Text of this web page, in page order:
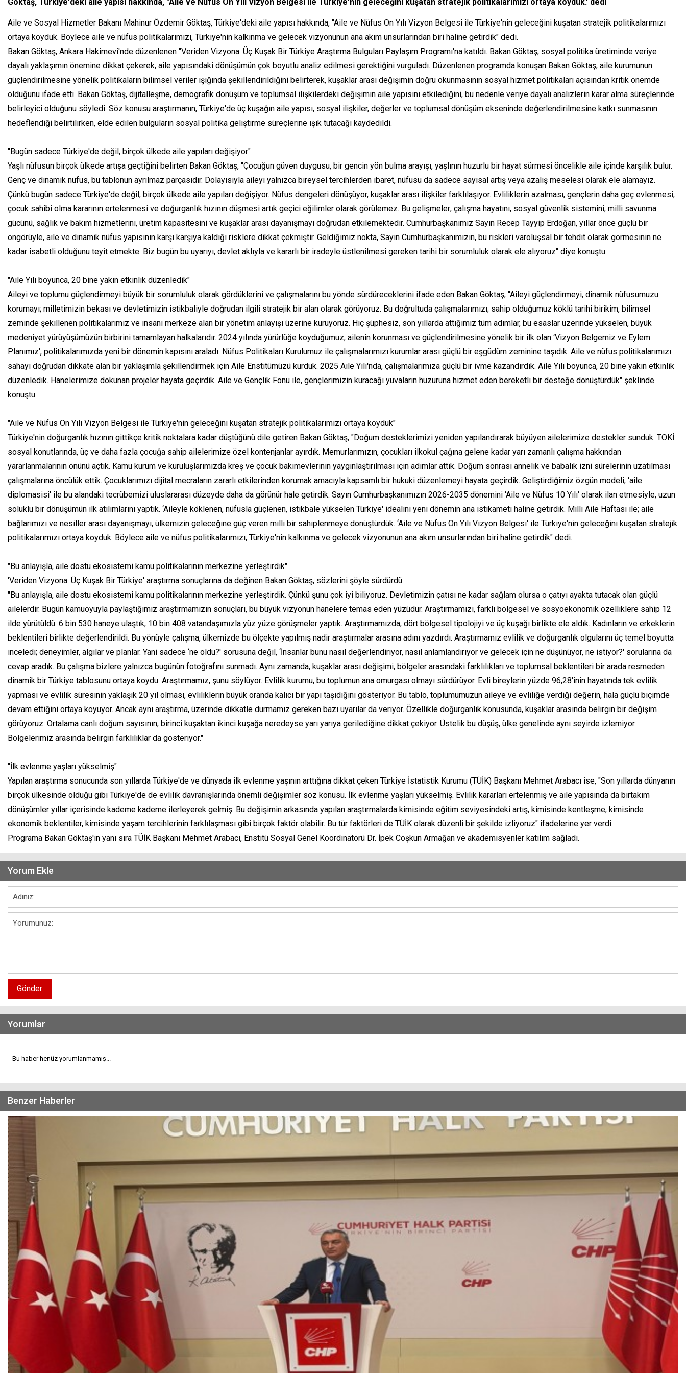
Aile ve Sosyal Hizmetler Bakanı Mahinur Özdemir Göktaş, Türkiye'deki aile yapısı hakkında, "Aile ve Nüfus On Yılı Vizyon Belgesi ile Türkiye'nin geleceğini kuşatan stratejik politikalarımızı
ortaya koyduk. Böylece aile ve nüfus politikalarımızı, Türkiye'nin kalkınma ve gelecek vizyonunun ana akım unsurlarından biri haline getirdik" dedi.
Bakan Göktaş, Ankara Hakimevi'nde düzenlenen "Veriden Vizyona: Üç Kuşak Bir Türkiye Araştırma Bulguları Paylaşım Programı'na katıldı. Bakan Göktaş, sosyal politika üretiminde veriye
dayalı yaklaşımın önemine dikkat çekerek, aile yapısındaki dönüşümün çok boyutlu analiz edilmesi gerektiğini vurguladı. Düzenlenen programda konuşan Bakan Göktaş, aile kurumunun
güçlendirilmesine yönelik politikaların bilimsel veriler ışığında şekillendirildiğini belirterek, kuşaklar arası değişimin doğru okunmasının sosyal hizmet politikaları açısından kritik önemde
olduğunu ifade etti. Bakan Göktaş, dijitalleşme, demografik dönüşüm ve toplumsal ilişkilerdeki değişimin aile yapısını etkilediğini, bu nedenle veriye dayalı analizlerin karar alma süreçlerinde
belirleyici olduğunu söyledi. Söz konusu araştırmanın, Türkiye'de üç kuşağın aile yapısı, sosyal ilişkiler, değerler ve toplumsal dönüşüm ekseninde değerlendirilmesine katkı sunmasının
hedeflendiği belirtilirken, elde edilen bulguların sosyal politika geliştirme süreçlerine ışık tutacağı kaydedildi.
"Bugün sadece Türkiye'de değil, birçok ülkede aile yapıları değişiyor"
Yaşlı nüfusun birçok ülkede artışa geçtiğini belirten Bakan Göktaş, "Çocuğun güven duygusu, bir gencin yön bulma arayışı, yaşlının huzurlu bir hayat sürmesi öncelikle aile içinde karşılık bulur.
Genç ve dinamik nüfus, bu tablonun ayrılmaz parçasıdır. Dolayısıyla aileyi yalnızca bireysel tercihlerden ibaret, nüfusu da sadece sayısal artış veya azalış meselesi olarak ele alamayız.
Çünkü bugün sadece Türkiye'de değil, birçok ülkede aile yapıları değişiyor. Nüfus dengeleri dönüşüyor, kuşaklar arası ilişkiler farklılaşıyor. Evliliklerin azalması, gençlerin daha geç evlenmesi,
çocuk sahibi olma kararının ertelenmesi ve doğurganlık hızının düşmesi artık geçici eğilimler olarak görülemez. Bu gelişmeler; çalışma hayatını, sosyal güvenlik sistemini, milli savunma
gücünü, sağlık ve bakım hizmetlerini, üretim kapasitesini ve kuşaklar arası dayanışmayı doğrudan etkilemektedir. Cumhurbaşkanımız Sayın Recep Tayyip Erdoğan, yıllar önce güçlü bir
öngörüyle, aile ve dinamik nüfus yapısının karşı karşıya kaldığı risklere dikkat çekmiştir. Geldiğimiz nokta, Sayın Cumhurbaşkanımızın, bu riskleri varoluşsal bir tehdit olarak görmesinin ne
kadar isabetli olduğunu teyit etmekte. Biz bugün bu uyarıyı, devlet aklıyla ve kararlı bir iradeyle üstlenilmesi gereken tarihi bir sorumluluk olarak ele alıyoruz" diye konuştu.
"Aile Yılı boyunca, 20 bine yakın etkinlik düzenledik"
Aileyi ve toplumu güçlendirmeyi büyük bir sorumluluk olarak gördüklerini ve çalışmalarını bu yönde sürdüreceklerini ifade eden Bakan Göktaş, "Aileyi güçlendirmeyi, dinamik nüfusumuzu
korumayı; milletimizin bekası ve devletimizin istikbaliyle doğrudan ilgili stratejik bir alan olarak görüyoruz. Bu doğrultuda çalışmalarımızı; sahip olduğumuz köklü tarihi birikim, bilimsel
zeminde şekillenen politikalarımız ve insanı merkeze alan bir yönetim anlayışı üzerine kuruyoruz. Hiç şüphesiz, son yıllarda attığımız tüm adımlar, bu esaslar üzerinde yükselen, büyük
medeniyet yürüyüşümüzün birbirini tamamlayan halkalarıdır. 2024 yılında yürürlüğe koyduğumuz, ailenin korunması ve güçlendirilmesine yönelik bir ilk olan ‘Vizyon Belgemiz ve Eylem
Planımız', politikalarımızda yeni bir dönemin kapısını araladı. Nüfus Politikaları Kurulumuz ile çalışmalarımızı kurumlar arası güçlü bir eşgüdüm zeminine taşıdık. Aile ve nüfus politikalarımızı
sahayı doğrudan dikkate alan bir yaklaşımla şekillendirmek için Aile Enstitümüzü kurduk. 2025 Aile Yılı'nda, çalışmalarımıza güçlü bir ivme kazandırdık. Aile Yılı boyunca, 20 bine yakın etkinlik
düzenledik. Hanelerimize dokunan projeler hayata geçirdik. Aile ve Gençlik Fonu ile, gençlerimizin kuracağı yuvaların huzuruna hizmet eden bereketli bir desteğe dönüştürdük" şeklinde
konuştu.
"Aile ve Nüfus On Yılı Vizyon Belgesi ile Türkiye'nin geleceğini kuşatan stratejik politikalarımızı ortaya koyduk"
Türkiye'nin doğurganlık hızının gittikçe kritik noktalara kadar düştüğünü dile getiren Bakan Göktaş, "Doğum desteklerimizi yeniden yapılandırarak büyüyen ailelerimize destekler sunduk. TOKİ
sosyal konutlarında, üç ve daha fazla çocuğa sahip ailelerimize özel kontenjanlar ayırdık. Memurlarımızın, çocukları ilkokul çağına gelene kadar yarı zamanlı çalışma hakkından
yararlanmalarının önünü açtık. Kamu kurum ve kuruluşlarımızda kreş ve çocuk bakımevlerinin yaygınlaştırılması için adımlar attık. Doğum sonrası annelik ve babalık izni sürelerinin uzatılması
çalışmalarına öncülük ettik. Çocuklarımızı dijital mecraların zararlı etkilerinden korumak amacıyla kapsamlı bir hukuki düzenlemeyi hayata geçirdik. Geliştirdiğimiz özgün modeli, ‘aile
diplomasisi' ile bu alandaki tecrübemizi uluslararası düzeyde daha da görünür hale getirdik. Sayın Cumhurbaşkanımızın 2026-2035 dönemini ‘Aile ve Nüfus 10 Yılı' olarak ilan etmesiyle, uzun
soluklu bir dönüşümün ilk atılımlarını yaptık. ‘Aileyle köklenen, nüfusla güçlenen, istikbale yükselen Türkiye' idealini yeni dönemin ana istikameti haline getirdik. Milli Aile Haftası ile; aile
bağlarımızı ve nesiller arası dayanışmayı, ülkemizin geleceğine güç veren milli bir sahiplenmeye dönüştürdük. ‘Aile ve Nüfus On Yılı Vizyon Belgesi' ile Türkiye'nin geleceğini kuşatan stratejik
politikalarımızı ortaya koyduk. Böylece aile ve nüfus politikalarımızı, Türkiye'nin kalkınma ve gelecek vizyonunun ana akım unsurlarından biri haline getirdik" dedi.
"Bu anlayışla, aile dostu ekosistemi kamu politikalarının merkezine yerleştirdik"
‘Veriden Vizyona: Üç Kuşak Bir Türkiye' araştırma sonuçlarına da değinen Bakan Göktaş, sözlerini şöyle sürdürdü:
"Bu anlayışla, aile dostu ekosistemi kamu politikalarının merkezine yerleştirdik. Çünkü şunu çok iyi biliyoruz. Devletimizin çatısı ne kadar sağlam olursa o çatıyı ayakta tutacak olan güçlü
ailelerdir. Bugün kamuoyuyla paylaştığımız araştırmamızın sonuçları, bu büyük vizyonun hanelere temas eden yüzüdür. Araştırmamızı, farklı bölgesel ve sosyoekonomik özelliklere sahip 12
ilde yürütüldü. 6 bin 530 haneye ulaştık, 10 bin 408 vatandaşımızla yüz yüze görüşmeler yaptık. Araştırmamızda; dört bölgesel tipolojiyi ve üç kuşağı birlikte ele aldık. Kadınların ve erkeklerin
beklentileri birlikte değerlendirildi. Bu yönüyle çalışma, ülkemizde bu ölçekte yapılmış nadir araştırmalar arasına adını yazdırdı. Araştırmamız evlilik ve doğurganlık olgularını üç temel boyutta
inceledi; deneyimler, algılar ve planlar. Yani sadece ‘ne oldu?' sorusuna değil, ‘İnsanlar bunu nasıl değerlendiriyor, nasıl anlamlandırıyor ve gelecek için ne düşünüyor, ne istiyor?' sorularına da
cevap aradık. Bu çalışma bizlere yalnızca bugünün fotoğrafını sunmadı. Aynı zamanda, kuşaklar arası değişimi, bölgeler arasındaki farklılıkları ve toplumsal beklentileri bir arada resmeden
dinamik bir Türkiye tablosunu ortaya koydu. Araştırmamız, şunu söylüyor. Evlilik kurumu, bu toplumun ana omurgası olmayı sürdürüyor. Evli bireylerin yüzde 96,28'inin hayatında tek evlilik
yapması ve evlilik süresinin yaklaşık 20 yıl olması, evliliklerin büyük oranda kalıcı bir yapı taşıdığını gösteriyor. Bu tablo, toplumumuzun aileye ve evliliğe verdiği değerin, hala güçlü biçimde
devam ettiğini ortaya koyuyor. Ancak aynı araştırma, üzerinde dikkatle durmamız gereken bazı uyarılar da veriyor. Özellikle doğurganlık konusunda, kuşaklar arasında belirgin bir değişim
görüyoruz. Ortalama canlı doğum sayısının, birinci kuşaktan ikinci kuşağa neredeyse yarı yarıya gerilediğine dikkat çekiyor. Üstelik bu düşüş, ülke genelinde aynı seyirde izlemiyor.
Bölgelerimiz arasında belirgin farklılıklar da gösteriyor."
"İlk evlenme yaşları yükselmiş"
Yapılan araştırma sonucunda son yıllarda Türkiye'de ve dünyada ilk evlenme yaşının arttığına dikkat çeken Türkiye İstatistik Kurumu (TÜİK) Başkanı Mehmet Arabacı ise, "Son yıllarda dünyanın
birçok ülkesinde olduğu gibi Türkiye'de de evlilik davranışlarında önemli değişimler söz konusu. İlk evlenme yaşları yükselmiş. Evlilik kararları ertelenmiş ve aile yapısında da birtakım
dönüşümler yıllar içerisinde kademe kademe ilerleyerek gelmiş. Bu değişimin arkasında yapılan araştırmalarda kimisinde eğitim seviyesindeki artış, kimisinde kentleşme, kimisinde
ekonomik beklentiler, kimisinde yaşam tercihlerinin farklılaşması gibi birçok faktör olabilir. Bu tür faktörleri de TÜİK olarak düzenli bir şekilde izliyoruz" ifadelerine yer verdi.
Programa Bakan Göktaş'ın yanı sıra TÜİK Başkanı Mehmet Arabacı, Enstitü Sosyal Genel Koordinatörü Dr. İpek Coşkun Armağan ve akademisyenler katılım sağladı.
Yorum Ekle
Gönder
Yorumlar
Bu haber henüz yorumlanmamış...
Benzer Haberler